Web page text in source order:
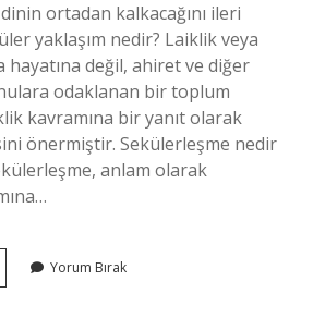
ortadan kalkacağını ileri
yaklaşım nedir? Laiklik veya
hayatına değil, ahiret ve diğer
odaklanan bir toplum
kavramına bir yanıt olarak
önermiştir. Sekülerleşme nedir
anlam olarak
Yorum Bırak